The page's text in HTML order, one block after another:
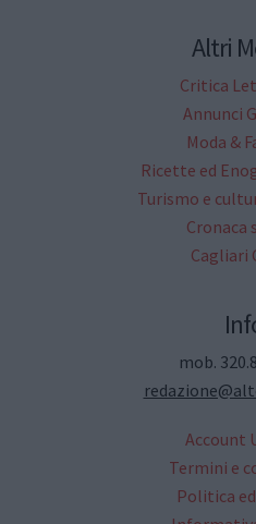
Altri
Critica
Annunci
Moda &
Ricette ed
Turismo e
Cronaca
Cagliari
mob.
Account
Termini e
Politica